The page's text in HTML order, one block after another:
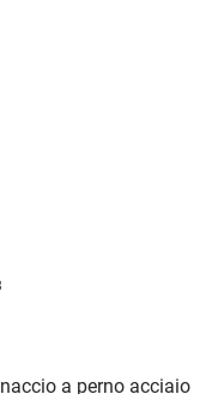
a perno acciaio